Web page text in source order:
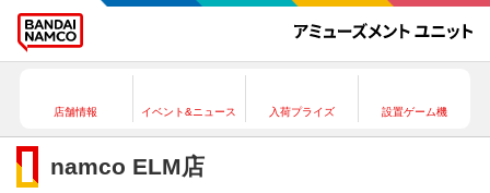
店舗情報 イベント&ニュース 入荷プライズ 設置ゲーム機
namco ELM店